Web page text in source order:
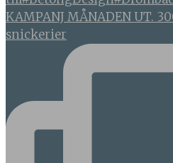
KAMPANJ MÅNADEN UT.
snickerier